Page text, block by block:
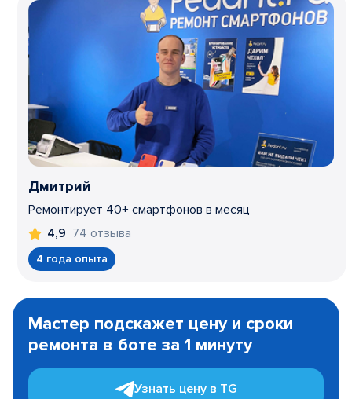
Дмитрий
Ремонтирует 40+ смартфонов в месяц
4,9 74 отзыва
4 года опыта
1
Мастер подскажет цену и сроки
ремонта в боте за 1 минуту
Узнать цену в TG